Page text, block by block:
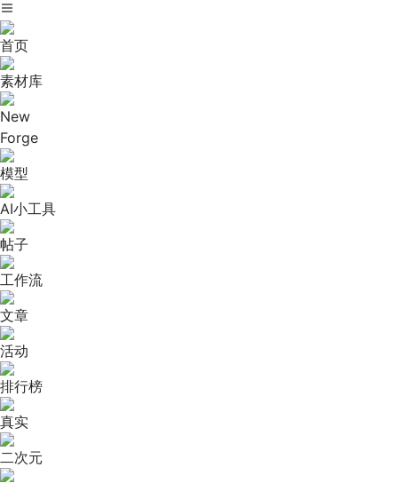
首页
素材库
New
Forge
模型
AI小工具
帖子
工作流
文章
活动
排行榜
真实
二次元